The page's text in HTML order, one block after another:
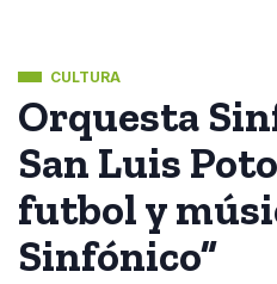
CULTURA
Orquesta
San Luis
futbol y
Sinfónico”